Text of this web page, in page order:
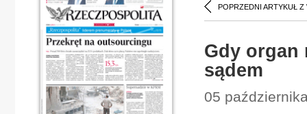
POPRZEDNI ARTYKUŁ Z
Gdy organ
sądem
05